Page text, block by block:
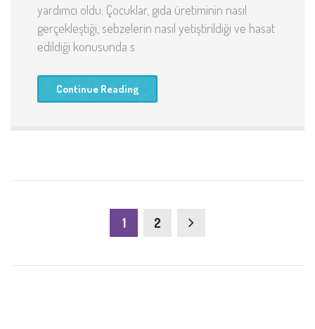
yardımcı oldu. Çocuklar, gıda üretiminin nasıl
gerçekleştiği, sebzelerin nasıl yetiştirildiği ve hasat
edildiği konusunda s
Continue Reading
1 2